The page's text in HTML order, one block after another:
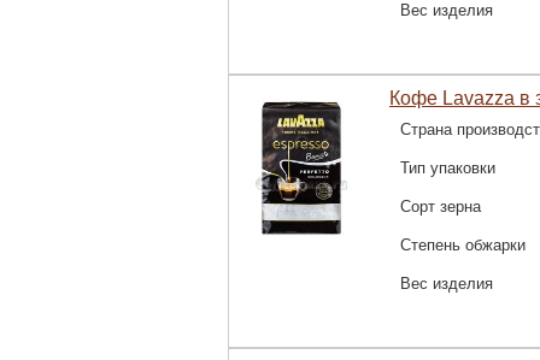
Вес изделия
Кофе Lavazza в
Страна
Тип упаковки
Сорт зерна
Степень обжарки
Вес изделия